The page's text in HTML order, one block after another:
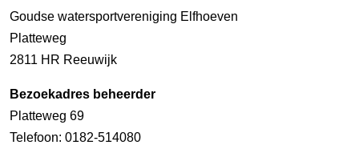
Goudse watersportvereniging Elfhoeven
Platteweg
2811 HR Reeuwijk
Bezoekadres beheerder
Platteweg 69
Telefoon: 0182-514080